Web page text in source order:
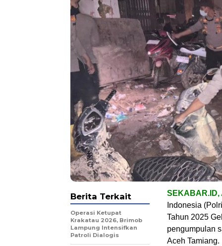
SEKABAR.ID,
Indonesia
Tahun 2025
pengumpulan
Aceh Tamiang.
Berita Terkait
Operasi Ketupat
Krakatau 2026, Brimob
Lampung Intensifkan
Patroli Dialogis